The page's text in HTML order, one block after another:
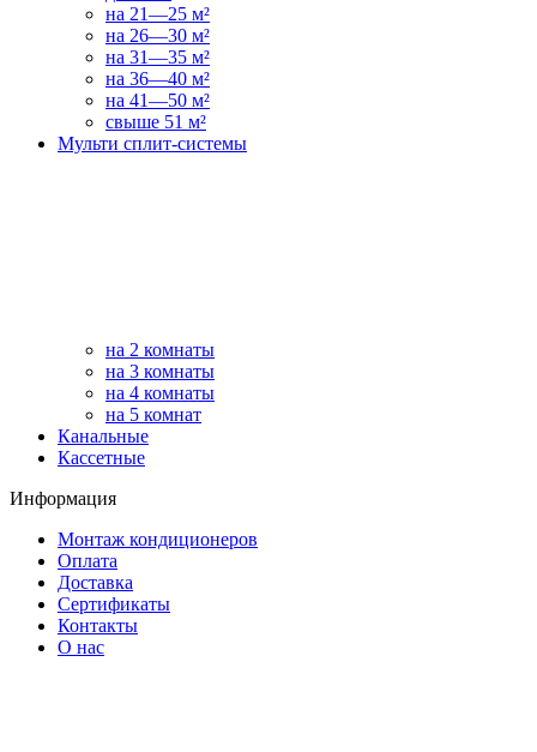
на 21—25 м²
на 26—30 м²
на 31—35 м²
на 36—40 м²
на 41—50 м²
свыше 51 м²
Мульти сплит-системы
на 2 комнаты
на 3 комнаты
на 4 комнаты
на 5 комнат
Канальные
Кассетные
Информация
Монтаж кондиционеров
Оплата
Доставка
Сертификаты
Контакты
О нас